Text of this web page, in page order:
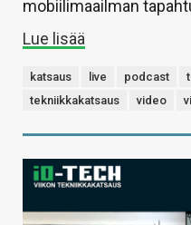
mobiilimaailman
Lue lisää
katsaus live podcast
tekniikkakatsaus
video